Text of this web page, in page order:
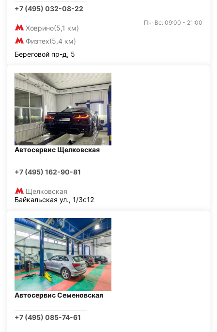
+7 (495) 032-08-22
Ховрино(5,1 км)
Физтех(5,4 км)
Пн-Вс: 09:00 - 21:00
Береговой пр-д, 5
Автосервис Щелковская
+7 (495) 162-90-81
Щелковская
Байкальская ул., 1/3с12
Автосервис Семеновская
+7 (495) 085-74-61